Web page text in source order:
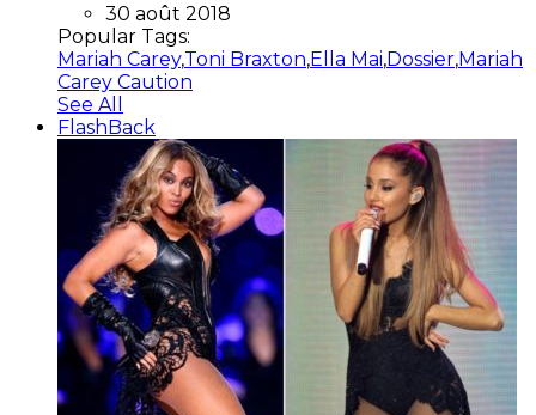
30 août 2018
Popular Tags:
Mariah Carey,Toni Braxton,Ella Mai,Dossier,Mariah
Carey Caution
See All
FlashBack